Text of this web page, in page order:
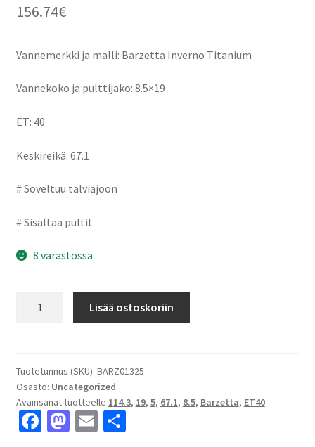
156.74€
Vannemerkki ja malli: Barzetta Inverno Titanium
Vannekoko ja pulttijako: 8.5×19
ET: 40
Keskireikä: 67.1
# Soveltuu talviajoon
# Sisältää pultit
8 varastossa
5x114.3
ET40
keskireikä:67.1
määrä
Lisää ostoskoriin
Tuotetunnus (SKU): BARZ01325
Osasto: Uncategorized
Avainsanat tuotteelle 114.3, 19, 5, 67.1, 8.5, Barzetta, ET40
Fa M E S